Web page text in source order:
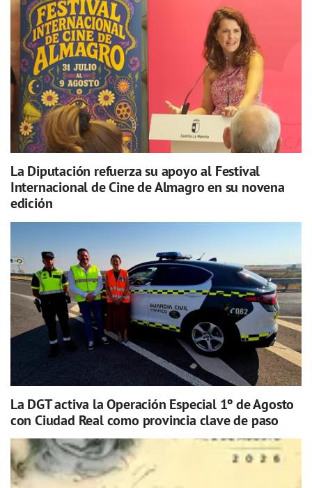
La Diputación refuerza su apoyo al Festival
Internacional de Cine de Almagro en su novena
edición
La DGT activa la Operación Especial 1º de Agosto
con Ciudad Real como provincia clave de paso